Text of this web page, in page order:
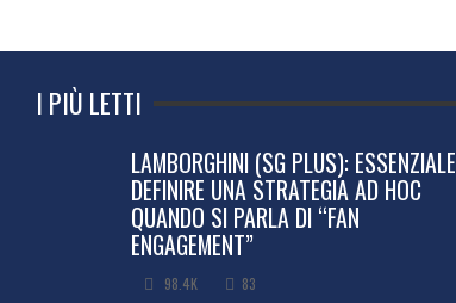
I PIÙ LETTI
LAMBORGHINI (SG PLUS): ESSENZIALE
DEFINIRE UNA STRATEGIA AD HOC
QUANDO SI PARLA DI “FAN
ENGAGEMENT”
98.4K 83